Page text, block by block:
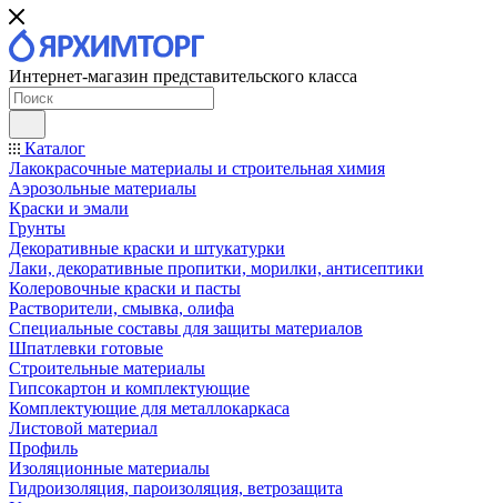
Интернет-магазин представительского класса
Каталог
Лакокрасочные материалы и строительная химия
Аэрозольные материалы
Краски и эмали
Грунты
Декоративные краски и штукатурки
Лаки, декоративные пропитки, морилки, антисептики
Колеровочные краски и пасты
Растворители, смывка, олифа
Специальные составы для защиты материалов
Шпатлевки готовые
Строительные материалы
Гипсокартон и комплектующие
Комплектующие для металлокаркаса
Листовой материал
Профиль
Изоляционные материалы
Гидроизоляция, пароизоляция, ветрозащита